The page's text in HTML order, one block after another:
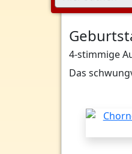
4-stimmige
Das